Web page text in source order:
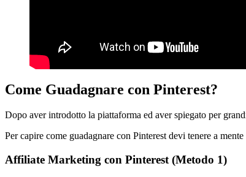
Come Guadagnare con Pinterest?
Dopo aver introdotto la piattaforma ed aver spiegato per
Per capire come guadagnare con Pinterest devi tenere a
Affiliate Marketing con Pinterest (Metodo 1)